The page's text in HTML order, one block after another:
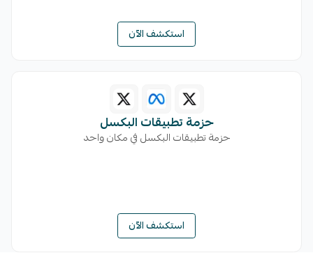
استكشف الآن
حزمة تطبيقات البكسل
حزمة تطبيقات البكسل في مكان واحد
استكشف الآن